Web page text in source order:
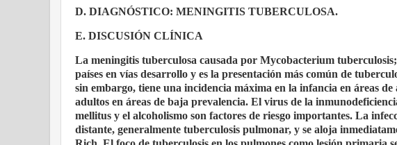
D. DIAGNÓSTICO: MENINGITIS TUBERCULOSA.
E. DISCUSIÓN CLÍNICA
La meningitis tuberculosa causada por Mycobacterium
países en vías desarrollo y es la presentación más común de
sin embargo, tiene una incidencia máxima en la infancia en áreas
adultos en áreas de baja prevalencia. El virus de la
mellitus y el alcoholismo son factores de riesgo importantes. La
distante, generalmente tuberculosis pulmonar, y se aloja